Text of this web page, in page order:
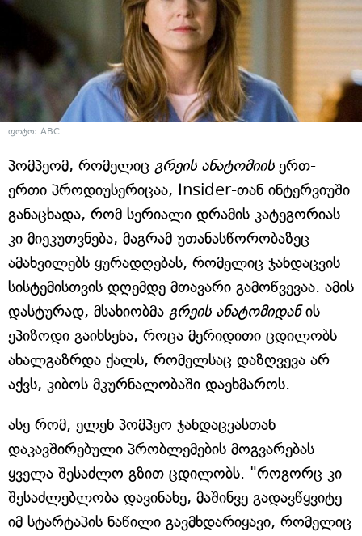
ფოტო: ABC
პომპეომ, რომელიც გრეის ანატომიისერთ-
ერთი პროდიუსერიცაა, Insider-თან ინტერვიუში
განაცხადა, რომ სერიალი დრამის კატეგორიას
კი მიეკუთვნება, მაგრამ უთანასწორობაზეც
ამახვილებს ყურადღებას, რომელიც ჯანდაცვის
სისტემისთვის დღემდე მთავარი გამოწვევაა. ამის
დასტურად, მსახიობმა გრეის ანატომიდანის
ეპიზოდი გაიხსენა, როცა მერიდითი ცდილობს
ახალგაზრდა ქალს, რომელსაც დაზღვევა არ
აქვს, კიბოს მკურნალობაში დაეხმაროს.
ასე რომ, ელენ პომპეო ჯანდაცვასთან
დაკავშირებული პრობლემების მოგვარებას
ყველა შესაძლო გზით ცდილობს. "როგორც კი
შესაძლებლობა დავინახე, მაშინვე გადავწყვიტე
იმ სტარტაპის ნაწილი გავმხდარიყავი, რომელიც